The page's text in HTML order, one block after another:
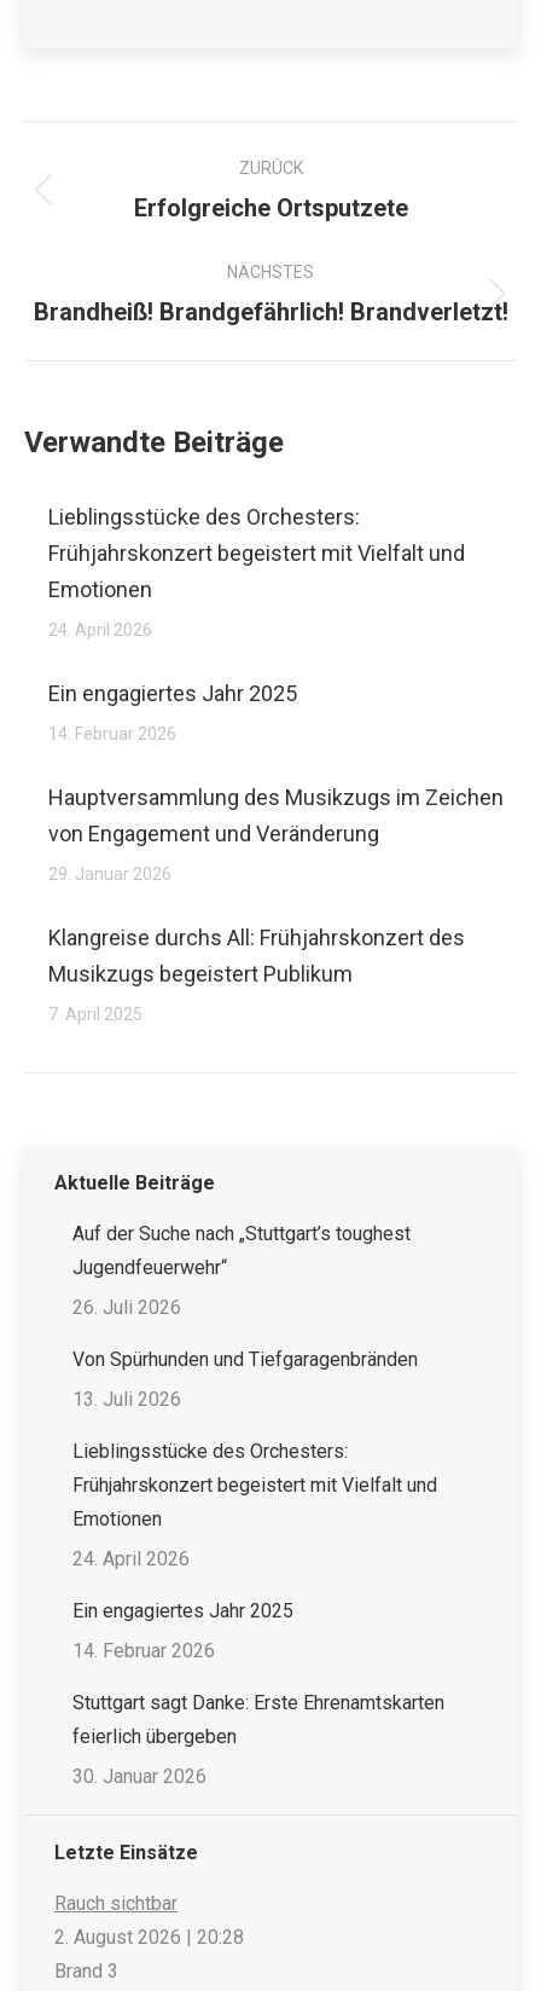
ZURÜCK
Erfolgreiche Ortsputzete
NÄCHSTES
Brandheiß! Brandgefährlich! Brandverletzt!
Verwandte Beiträge
Lieblingsstücke des Orchesters:
Frühjahrskonzert begeistert mit Vielfalt und
Emotionen
24. April 2026
Ein engagiertes Jahr 2025
14. Februar 2026
Hauptversammlung des Musikzugs im Zeichen
von Engagement und Veränderung
29. Januar 2026
Klangreise durchs All: Frühjahrskonzert des
Musikzugs begeistert Publikum
7. April 2025
Aktuelle Beiträge
Auf der Suche nach „Stuttgart’s toughest
Jugendfeuerwehr“
26. Juli 2026
Von Spürhunden und Tiefgaragenbränden
13. Juli 2026
Lieblingsstücke des Orchesters:
Frühjahrskonzert begeistert mit Vielfalt und
Emotionen
24. April 2026
Ein engagiertes Jahr 2025
14. Februar 2026
Stuttgart sagt Danke: Erste Ehrenamtskarten
feierlich übergeben
30. Januar 2026
Letzte Einsätze
Rauch sichtbar
2. August 2026 | 20:28
Brand 3